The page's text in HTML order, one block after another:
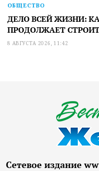
ОБЩЕСТВО
ДЕЛО ВСЕЙ ЖИЗНИ:
ПРОДОЛЖАЕТ
8 АВГУСТА 2026, 11:42
Сетевое издание